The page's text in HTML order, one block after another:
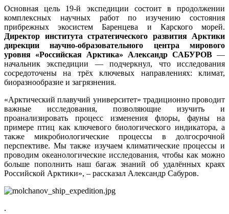
Основная цель 19-й экспедиции состоит в продолжении
комплексных научных работ по изучению состояния
прибрежных экосистем Баренцева и Карского морей.
Директор института стратегического развития Арктики
дирекции научно-образовательного центра мирового
уровня «Российская Арктика» Александр САБУРОВ —
начальник экспедиции — подчеркнул, что исследования
сосредоточены на трёх ключевых направлениях: климат,
биоразнообразие и загрязнения.
«Арктический плавучий университет» традиционно проводит
важные исследования, позволяющие изучить и
проанализировать процесс изменения флоры, фауны на
примере птиц как ключевого биологического индикатора, а
также микробиологические процессы в долгосрочной
перспективе. Мы также изучаем климатические процессы и
проводим океанологические исследования, чтобы как можно
больше пополнить наш багаж знаний об удалённых краях
Российской Арктики», – рассказал Александр Сабуров.
.